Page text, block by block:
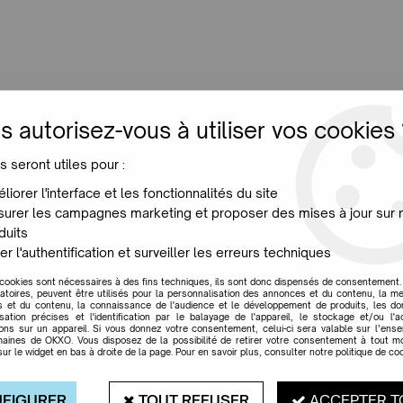
LUMINAIRES JARDIN MAISON PROMO
EN LIGNE DE DESIGN
NOS OBJETS TENDANCE
:
L'ESPACE
d'une maison entière ou d'un
autorisez-vous à utiliser vos cookies
seront utiles pour :
l'interface et les fonctionnalités du site
les campagnes marketing et proposer des mises à jour sur
l'authentification et surveiller les erreurs techniques
sont nécessaires à des fins techniques, ils sont donc dispensés de consentement.
peuvent être utilisés pour la personnalisation des annonces et du contenu, la
et du contenu, la connaissance de l'audience et le développement de produits, les
précises et l'identification par le balayage de l'appareil, le stockage et/ou
sur un appareil. Si vous donnez votre consentement, celui-ci sera valable sur
de OKXO. Vous disposez de la possibilité de retirer votre consentement à tout
le widget en bas à droite de la page. Pour en savoir plus, consulter notre politique de